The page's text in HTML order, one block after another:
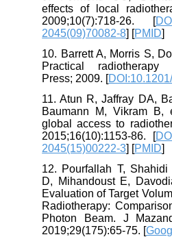
effects of local
2009;10(7):718-26. [
2045(09)70082-8] [PMID
10. Barrett A, Morris S,
Practical
Press; 2009. [
11. Atun R, Jaffray DA,
Baumann M, Vikram
global access to
2015;16(10):1153-86. [
2045(15)00222-3] [PMID
12. Pourfallah T,
D, Mihandoust E,
Evaluation of Target
Radiotherapy:
Photon Beam. J
2019;29(175):65-75. [